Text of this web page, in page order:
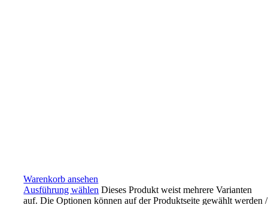
Warenkorb ansehen
Ausführung wählen Dieses Produkt weist mehrere Varianten
auf. Die Optionen können auf der Produktseite gewählt werden/